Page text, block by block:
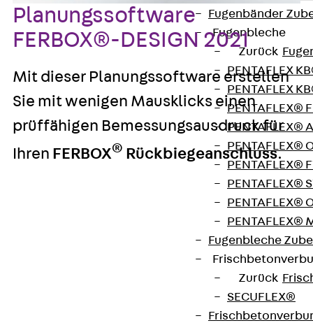
Fugenbänder
Fugenbleche
Zurück
PENTAFLEX
PENTAFLEX
PENTAFLEX®
PENTAFLEX®
PENTAFLEX®
PENTAFLEX®
PENTAFLEX®
PENTAFLEX®
PENTAFLEX®
Fugenbleche
Zurück
SECUFLEX®
Planungssoftware
FERBOX®-DESIGN 2021
Mit dieser Planungssoftware erstellen
Sie mit wenigen Mausklicks einen
prüffähigen Bemessungsausdruck für
Ihren FERBOX® Rückbiegeanschluss.
Sie können alle gängigen Bemessungsfälle für den
Anschluss von Wand-Wand, Wand-Decke und
Tragfähigkeitsnachweis für Konsolen ist in wenigen